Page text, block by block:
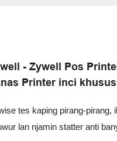
- Zywell Pos
Printer inci
tes kaping pirang-
lan njamin statter anti